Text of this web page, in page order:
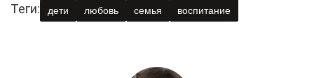
Теги: дети любовь семья воспитание